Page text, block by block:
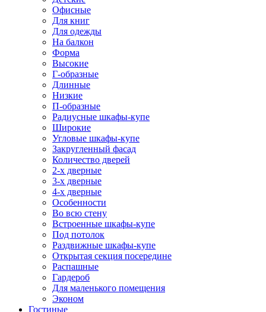
Офисные
Для книг
Для одежды
На балкон
Форма
Высокие
Г-образные
Длинные
Низкие
П-образные
Радиусные шкафы-купе
Широкие
Угловые шкафы-купе
Закругленный фасад
Количество дверей
2-х дверные
3-х дверные
4-х дверные
Особенности
Во всю стену
Встроенные шкафы-купе
Под потолок
Раздвижные шкафы-купе
Открытая секция посередине
Распашные
Гардероб
Для маленького помещения
Эконом
Гостиные